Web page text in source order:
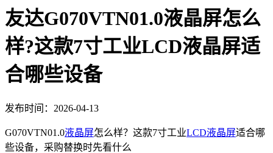
友达G070VTN01.0液晶屏怎么
样?这款7寸工业LCD液晶屏适
合哪些设备
发布时间：2026-04-13
G070VTN01.0液晶屏怎么样？这款7寸工业LCD液晶屏适合哪
些设备，采购替换时先看什么